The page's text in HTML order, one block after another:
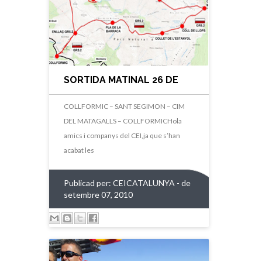
SORTIDA MATINAL 26 DE
SETEMBRE
COLLFORMIC – SANT SEGIMON – CIM
DEL MATAGALLS – COLLFORMICHola
amics i companys del CEI,ja que s’han
acabat les
Publicad per: CEICATALUNYA - de
setembre 07, 2010